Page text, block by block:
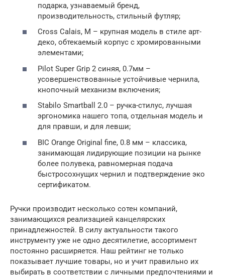
подарка, узнаваемый бренд,
производительность, стильный футляр;
Cross Calais, M – крупная модель в стиле арт-
деко, обтекаемый корпус с хромированными
элементами;
Pilot Super Grip 2 синяя, 0.7мм –
усовершенствованные устойчивые чернила,
кнопочный механизм включения;
Stabilo Smartball 2.0 – ручка-стилус, лучшая
эргономика нашего топа, отдельная модель и
для правши, и для левши;
BIC Orange Original fine, 0.8 мм – классика,
занимающая лидирующие позиции на рынке
более полувека, равномерная подача
быстросохнущих чернил и подтверждение эко
сертификатом.
Ручки производит несколько сотен компаний,
занимающихся реализацией канцелярских
принадлежностей. В силу актуальности такого
инструменту уже не одно десятилетие, ассортимент
постоянно расширяется. Наш рейтинг не только
показывает лучшие товары, но и учит правильно их
выбирать в соответствии с личными предпочтениями и